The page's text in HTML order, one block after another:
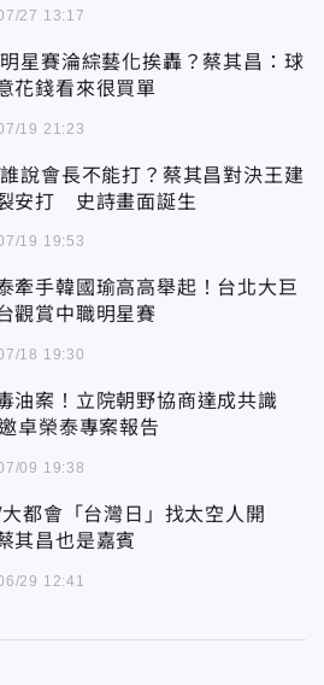
27 13:17
星賽淪綜藝化挨轟？蔡其昌：球
花錢看來很買單
19 21:23
說會長不能打？蔡其昌對決王建
安打 史詩畫面誕生
19 19:53
牽手韓國瑜高高舉起！台北大巨
觀賞中職明星賽
18 19:30
油案！立院朝野協商達成共識
卓榮泰專案報告
09 19:38
都會「台灣日」找太空人開
昌也是嘉賓
29 12:41